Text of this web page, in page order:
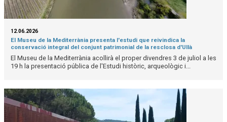
12.06.2026
El Museu de la Mediterrània presenta l'estudi que reivindica la
conservació integral del conjunt patrimonial de la resclosa d'Ullà
El Museu de la Mediterrània acollirà el proper divendres 3 de juliol a les
19 h la presentació pública de l'Estudi històric, arqueològic i...